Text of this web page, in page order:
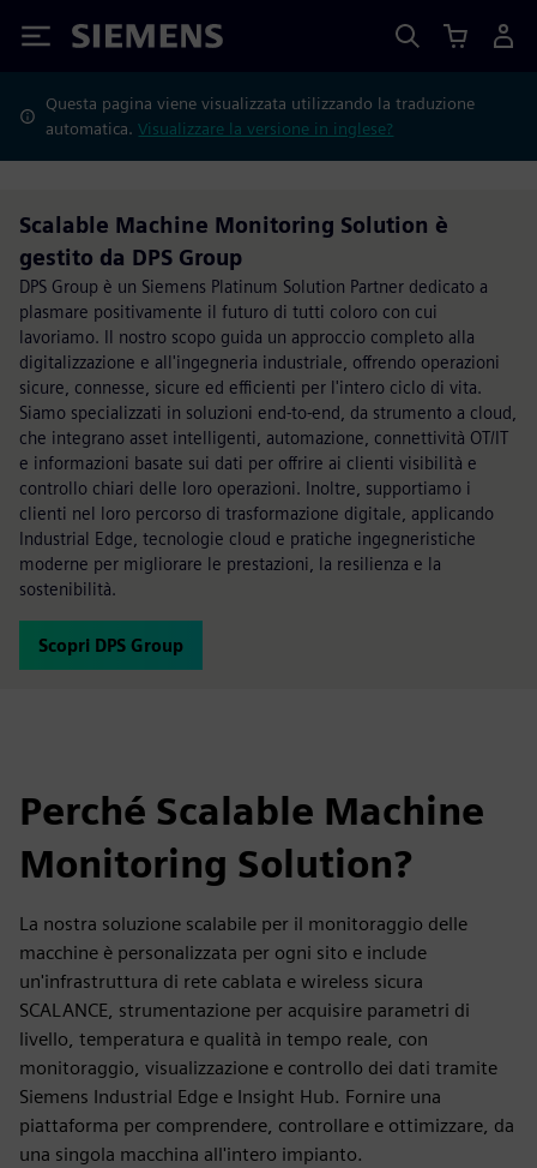
Siemens
Questa pagina viene visualizzata utilizzando la traduzione
automatica.Visualizzare la versione in inglese?
Scalable Machine Monitoring Solution è
gestito da DPS Group
DPS Group è un Siemens Platinum Solution Partner dedicato a
plasmare positivamente il futuro di tutti coloro con cui
lavoriamo. Il nostro scopo guida un approccio completo alla
digitalizzazione e all'ingegneria industriale, offrendo operazioni
sicure, connesse, sicure ed efficienti per l'intero ciclo di vita.
Siamo specializzati in soluzioni end-to-end, da strumento a cloud,
che integrano asset intelligenti, automazione, connettività OT/IT
e informazioni basate sui dati per offrire ai clienti visibilità e
controllo chiari delle loro operazioni. Inoltre, supportiamo i
clienti nel loro percorso di trasformazione digitale, applicando
Industrial Edge, tecnologie cloud e pratiche ingegneristiche
moderne per migliorare le prestazioni, la resilienza e la
sostenibilità.
Scopri DPS Group
Perché Scalable Machine
Monitoring Solution?
La nostra soluzione scalabile per il monitoraggio delle
macchine è personalizzata per ogni sito e include
un'infrastruttura di rete cablata e wireless sicura
SCALANCE, strumentazione per acquisire parametri di
livello, temperatura e qualità in tempo reale, con
monitoraggio, visualizzazione e controllo dei dati tramite
Siemens Industrial Edge e Insight Hub. Fornire una
piattaforma per comprendere, controllare e ottimizzare, da
una singola macchina all'intero impianto.